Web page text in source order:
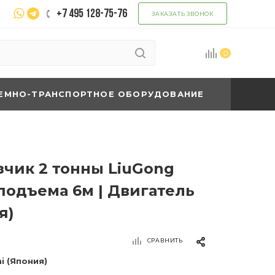
+7 495 128-75-76 ЗАКАЗАТЬ ЗВОНОК
0
ТРАНСПОРТНОЕ ОБОРУДОВАНИЕ
2 тонны LiuGong
6м | Двигатель
СРАВНИТЬ
(Япония)